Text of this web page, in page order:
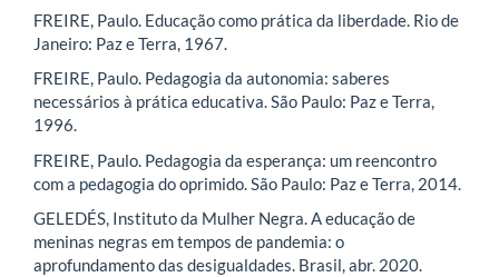
FREIRE, Paulo. Educação como prática da liberdade. Rio de
Janeiro: Paz e Terra, 1967.
FREIRE, Paulo. Pedagogia da autonomia: saberes
necessários à prática educativa. São Paulo: Paz e Terra,
1996.
FREIRE, Paulo. Pedagogia da esperança: um reencontro
com a pedagogia do oprimido. São Paulo: Paz e Terra, 2014.
GELEDÉS, Instituto da Mulher Negra. A educação de
meninas negras em tempos de pandemia: o
aprofundamento das desigualdades. Brasil, abr. 2020.